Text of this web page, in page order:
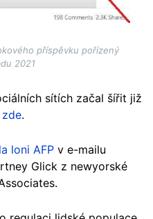
příspěvku pořízený
2021
sítích začal šířit již
zde.
loni AFP v e-mailu
Glick z newyorské